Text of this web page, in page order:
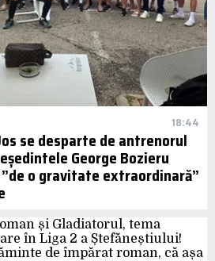
18:44
se desparte de antrenorul
George Bozieru
o gravitate extraordinară”